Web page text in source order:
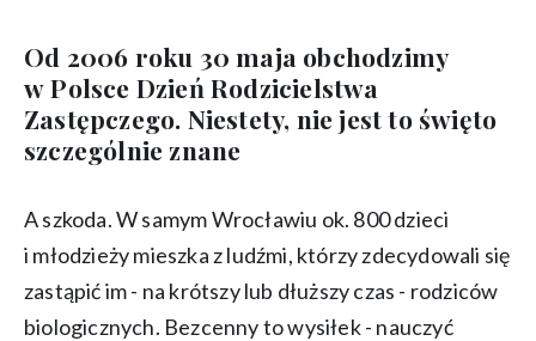
Od 2006 roku 30 maja obchodzimy
w Polsce Dzień Rodzicielstwa
Zastępczego. Niestety, nie jest to święto
szczególnie znane
A szkoda. W samym Wrocławiu ok. 800 dzieci
i młodzieży mieszka z ludźmi, którzy zdecydowali się
zastąpić im - na krótszy lub dłuższy czas - rodziców
biologicznych. Bezcenny to wysiłek - nauczyć